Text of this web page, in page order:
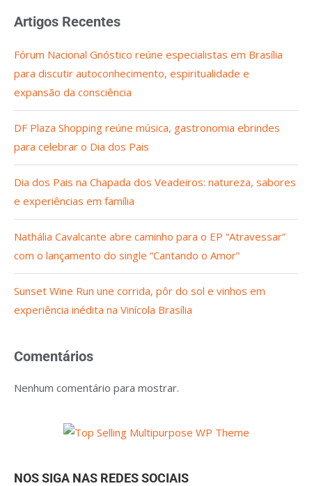
Artigos Recentes
Fórum Nacional Gnóstico reúne especialistas em Brasília
para discutir autoconhecimento, espiritualidade e
expansão da consciência
DF Plaza Shopping reúne música, gastronomia ebrindes
para celebrar o Dia dos Pais
Dia dos Pais na Chapada dos Veadeiros: natureza, sabores
e experiências em família
Nathália Cavalcante abre caminho para o EP “Atravessar”
com o lançamento do single “Cantando o Amor”
Sunset Wine Run une corrida, pôr do sol e vinhos em
experiência inédita na Vinícola Brasília
Comentários
Nenhum comentário para mostrar.
NOS SIGA NAS REDES SOCIAIS